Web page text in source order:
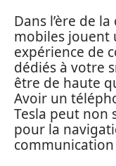
Dans l’ère de
mobiles jouent
expérience de
dédiés à votre
être de haute
Avoir un
Tesla peut non
pour la